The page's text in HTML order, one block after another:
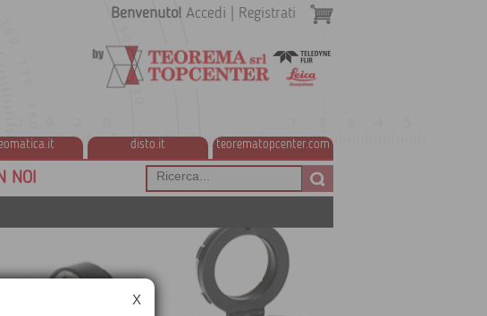
disto.it teorematopcenter.com
Benvenuto! Accedi Registrati
NOI
X